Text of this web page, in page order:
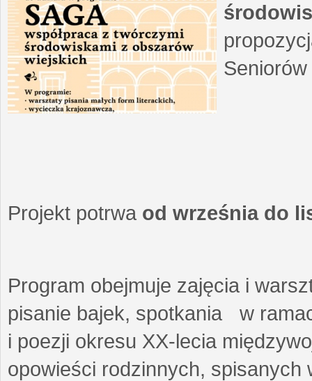
Projekt potrwa od września do
Program obejmuje zajęcia i
pisanie bajek, spotkania w
i poezji okresu XX-lecia
opowieści rodzinnych,